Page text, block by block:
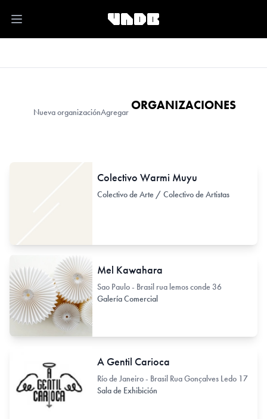
Open main menu
Nueva organizaciónAgregar ORGANIZACIONES
Colectivo Warmi Muyu
Colectivo de Arte / Colectivo de Artistas
Mel Kawahara
Sao Paulo - Brasil rua lemos conde 36
Galería Comercial
A Gentil Carioca
Río de Janeiro - Brasil Rua Gonçalves Ledo 17
Sala de Exhibición